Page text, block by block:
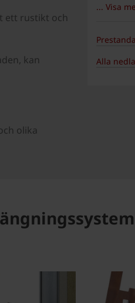
ett rustikt och
kan
olika
... Visa
Alla